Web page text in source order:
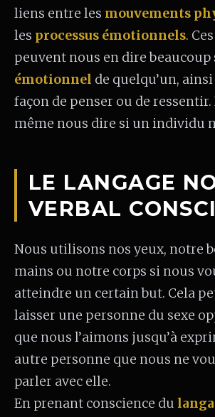
liens entre les mouvements
les processus émotionnels.
peuvent nous en dire beaucoup
émotionnel de quelqu’un,
façon de penser ou de
même nous dire si un individu
LE LANGAGE
VERBAL
Nous utilisons nos yeux, notre
mains ou notre corps si nous
atteindre un certain but. Cela
laisser une personne du sexe
que nous l’aimons jusqu’à
autre personne que nous ne
parler avec elle.
En prenant conscience du